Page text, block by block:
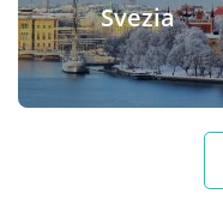
Svezia